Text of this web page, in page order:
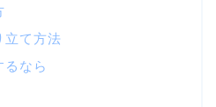
立て方法
なら